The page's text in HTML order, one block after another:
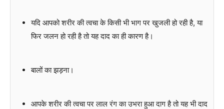
यदि आपको शरीर की त्वचा के किसी भी भाग पर खुजली हो रही है, या
फिर जलन हो रही है तो यह दाद का ही कारण है।
बालों का झड़ना।
आपके शरीर की त्वचा पर लाल रंग का उभरा हुआ दाग है तो यह भी दाद